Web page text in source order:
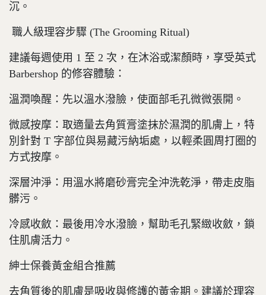
沉。
職人級理容步驟 (The Grooming Ritual)
建議每週使用 1 至 2 次，在沐浴或潔顏時，享受英式
Barbershop 的修容體驗：
溫潤喚醒：先以溫水潑臉，使面部毛孔微微張開。
微感按摩：取適量去角質膏塗抹於濕潤的肌膚上，特
別針對 T 字部位與易藏污納垢處，以輕柔圓周打圈的
方式按摩。
深層沖淨：用溫水將磨砂膏完全沖洗乾淨，帶走皮脂
髒污。
冷感收斂：最後用冷水潑臉，幫助毛孔緊緻收斂，鎖
住肌膚活力。
紳士保養黃金組合推薦
去角質後的肌膚是吸收與修護的黃金期。建議於理容